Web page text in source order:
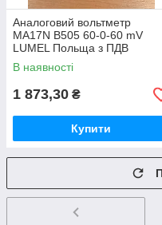
Аналоговий вольтметр
MA17N B505 60-0-60 mV
LUMEL Польща з ПДВ
В наявності
1 873,30 ₴
Купити